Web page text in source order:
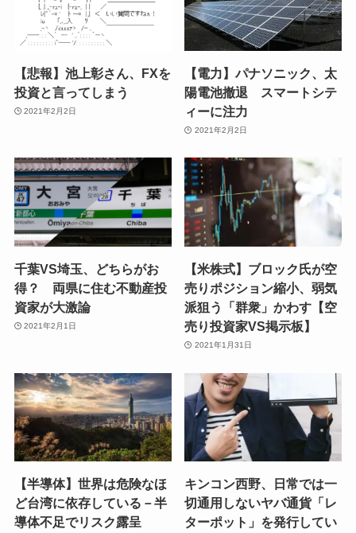
【悲報】池上彰さん、FXを
投資と言ってしまう
2021年2月2日
【電力】パナソニック、太
陽電池撤退 スマートシテ
ィーに注力
2021年2月2日
千葉VS埼玉、どちらがお
得？ 両県に住む不動産投
資家が大激論
2021年2月1日
【米株式】ブロック氏が空
売りポジション縮小、弱気
派狙う「群衆」かわす【空
売り投資家VS掲示板】
2021年1月31日
【半導体】世界は危険なほ
ど台湾に依存している－半
導体不足でリスク露呈
キンコン西野、日常では一
切通用しないヤバ通貨「レ
ターポット」を発行してい